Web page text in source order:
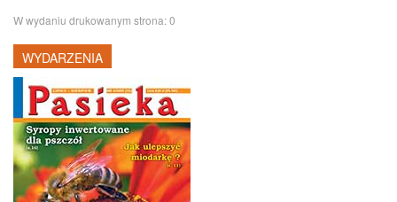
W wydaniu drukowanym strona:0
WYDARZENIA